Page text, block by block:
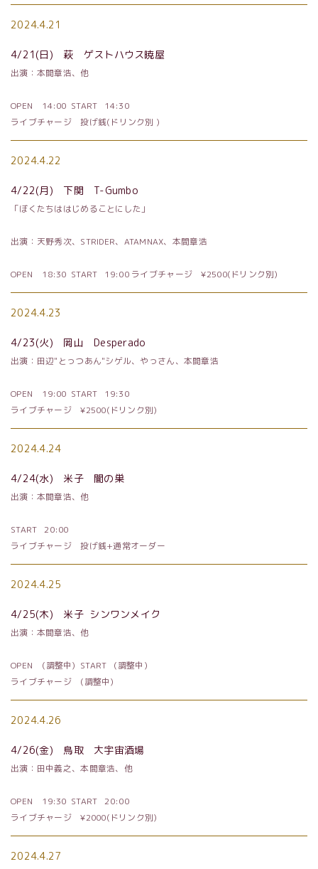
2024.4.21
4/21(日) 萩 ゲストハウス暁屋
出演：本間章浩、他
OPEN 14:00 START
14:30
ライブチャージ 投げ銭(ドリンク別 )
2024.4.22
4/22(月) 下関 T-Gumbo
「ぼくたちははじめることにした」
出演：天野秀次、 STRIDER、 ATAMNAX、本間章浩
OPEN 18:30 START 19:00 ライブチャージ¥2500(ドリンク別)
2024.4.23
4/23(火) 岡山Desperado
出演：田辺" とっつあん"シゲル、やっさん、本間章浩
OPEN 19:00 START
19:30
ライブチャージ¥2500(ドリンク別)
2024.4.24
4/24(水) 米子 闇の巣
出演：本間章浩、他
START
20:00
ライブチャージ 投げ銭+通常オーダー
2024.4.25
4/25(木) 米子 シンワンメイク
出演：本間章浩、他
OPEN (調整中) START
(調整中)
ライブチャージ (調整中)
2024.4.26
4/26(金) 鳥取 大宇宙酒場
出演：田中義之、本間章浩、他
OPEN 19:30 START
20:00
ライブチャージ¥2000(ドリンク別)
2024.4.27